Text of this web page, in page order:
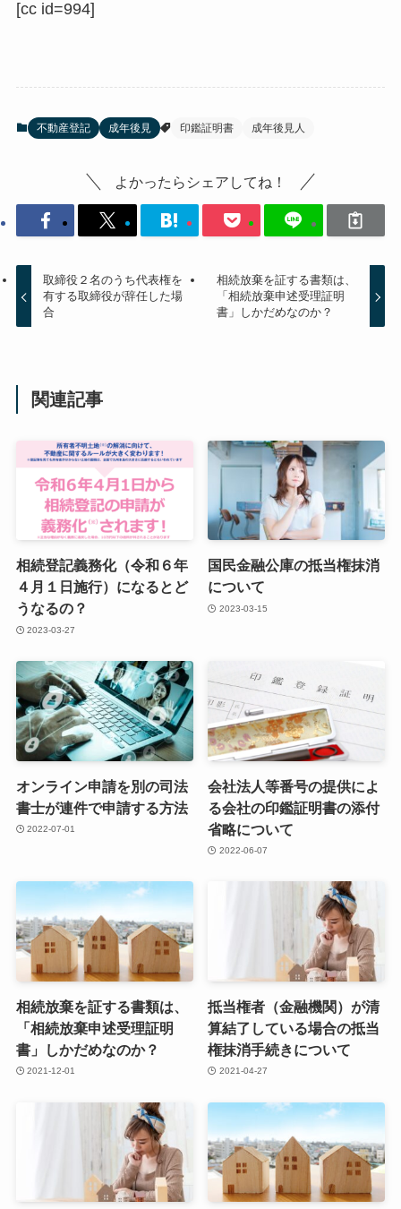
[cc id=994]
不動産登記 成年後見 印鑑証明書 成年後見人
よかったらシェアしてね！
取締役２名のうち代表権を
有する取締役が辞任した場
合
相続放棄を証する書類は、
「相続放棄申述受理証明
書」しかだめなのか？
関連記事
相続登記義務化（令和６年
４月１日施行）になるとど
うなるの？
2023-03-27
国民金融公庫の抵当権抹消
について
2023-03-15
オンライン申請を別の司法
書士が連件で申請する方法
2022-07-01
会社法人等番号の提供によ
る会社の印鑑証明書の添付
省略について
2022-06-07
相続放棄を証する書類は、
「相続放棄申述受理証明
書」しかだめなのか？
2021-12-01
抵当権者（金融機関）が清
算結了している場合の抵当
権抹消手続きについて
2021-04-27